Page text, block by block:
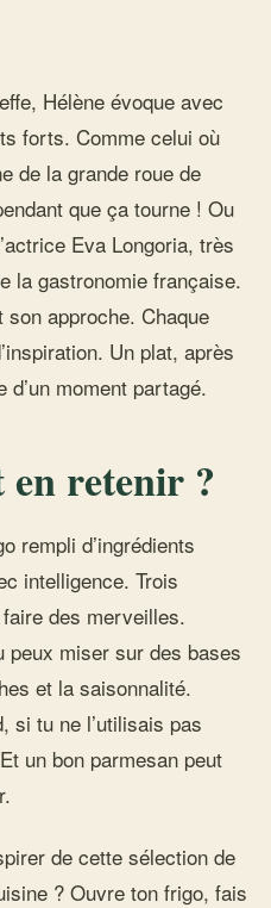
Hélène évoque avec
forts. Comme celui où
de la grande roue de
que ça tourne ! Ou
Eva Longoria, très
la gastronomie française.
approche. Chaque
Un plat, après
d’un moment partagé.
en retenir ?
rempli d’ingrédients
intelligence. Trois
des merveilles.
peux miser sur des bases
et la saisonnalité.
si tu ne l’utilisais pas
un bon parmesan peut
de cette sélection de
? Ouvre ton frigo, fais